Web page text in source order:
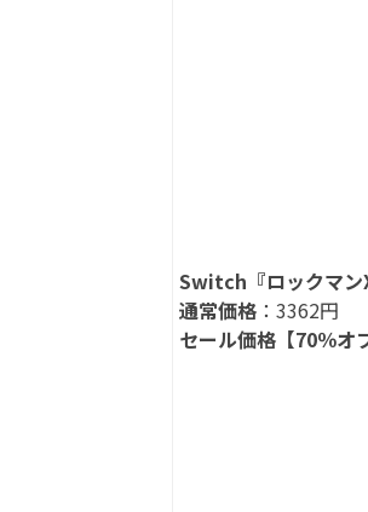
Switch『ロックマン
通常価格 ：3362円
セール価格【70％オ